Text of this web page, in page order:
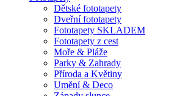
Dětské fototapety
Dveřní fototapety
Fototapety SKLADEM
Fototapety z cest
Moře & Pláže
Parky & Zahrady
Příroda a Květiny
Umění & Deco